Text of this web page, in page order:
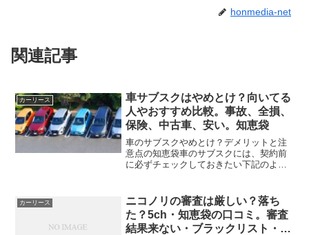
honmedia-net
関連記事
カーリース
車サブスクはやめとけ？向いてる
人やおすすめ比較。事故、全損、
保険、中古車、安い。知恵袋
車のサブスクやめとけ？デメリットと注
意点の知恵袋車のサブスクには、契約前
に必ずチェックしておきたい下記のよう
了時に追加請求される場合がある下記で
詳しく解説します。走行距...
カーリース
ニコノリの審査は厳しい？落ち
た？5ch・知恵袋の口コミ。審査
結果来ない・ブラックリスト・審